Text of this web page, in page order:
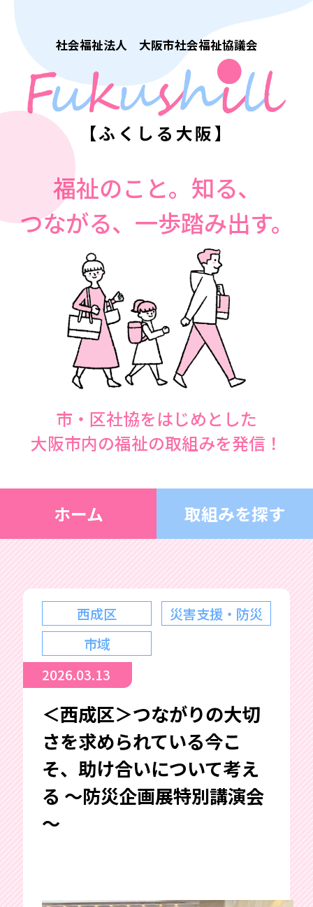
社会福祉法人 大阪市社会福祉協議会
【ふくしる大阪】
福祉のこと。知る、
つながる、一歩踏み出す。
市・区社協をはじめとした
大阪市内の福祉の取組みを発信！
ホーム 取組みを探す
西成区
災害支援・防災
市域
2026.03.13
＜西成区＞つながりの大切
さを求められている今こ
そ、助け合いについて考え
る ～防災企画展特別講演会
～